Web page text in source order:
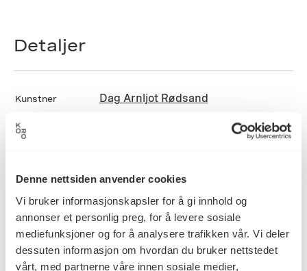
Denne nettsiden anvender cookies
Vi bruker informasjonskapsler for å gi innhold og
annonser et personlig preg, for å levere sosiale
mediefunksjoner og for å analysere trafikken vår. Vi deler
dessuten informasjon om hvordan du bruker nettstedet
vårt, med partnerne våre innen sosiale medier,
Detaljer
Kunstner Dag Arnljot Rødsand
materiale
–